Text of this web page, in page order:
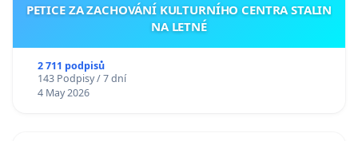
PETICE ZA ZACHOVÁNÍ KULTURNÍHO CENTRA STALIN
NA LETNÉ
2 711 podpisů
143 Podpisy / 7 dní
4 May 2026